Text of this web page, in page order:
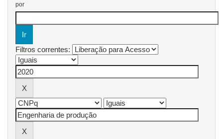
por
Filtros correntes: